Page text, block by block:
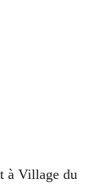
à Village du